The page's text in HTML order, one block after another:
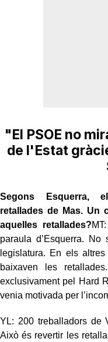
"El PSOE no
de l'Estat
Segons Esquerra,
retallades de Mas. Un
aquelles retallades?
paraula d’Esquerra.
legislatura. En els
baixaven les
exclusivament pel Hard
venia motivada per
YL: 200 treballadors de
Això és revertir les